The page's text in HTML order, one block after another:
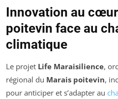
Innovation au
poitevin face au
climatique
Le projet Life Maraisilience,
régional du Marais poitevin,
pour anticiper et s’adapter au